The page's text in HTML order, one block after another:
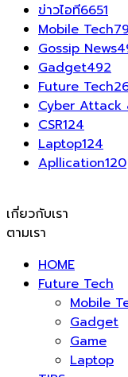
ข่าวไอที6651
Mobile Tech
Gossip News
Gadget492
Future Tech
Cyber Attack
CSR124
Laptop124
Apllication120
เกี่ยวกับเรา
ตามเรา
HOME
Future Tech
Mobile
Gadget
Game
Laptop